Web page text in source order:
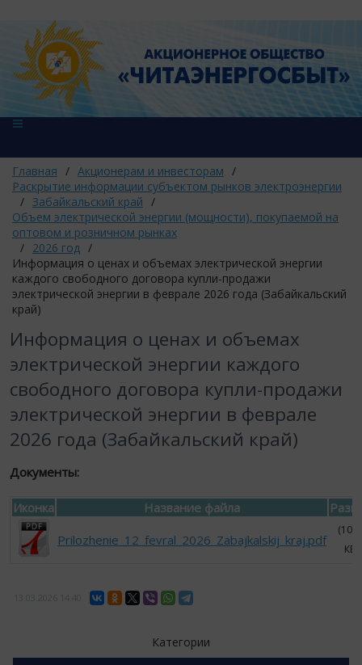
Главная / Акционерам и инвесторам /
Раскрытие информации субъектом рынков электроэнергии
/ Забайкальский край /
Объем электрической энергии (мощности), покупаемой на
оптовом и розничном рынках
/ 2026 год /
Информация о ценах и объемах электрической энергии
каждого свободного договора купли-продажи
электрической энергии в феврале 2026 года (Забайкальский
край)
Информация о ценах и объемах
электрической энергии каждого
свободного договора купли-продажи
электрической энергии в феврале
2026 года (Забайкальский край)
Документы:
Иконка Название файла
Prilozhenie_12_fevral_2026_Zabajkalskij_kraj.pdf
КБ)
Категории